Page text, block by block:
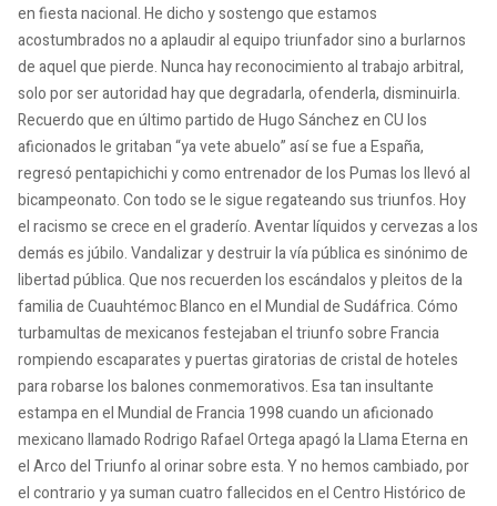
en fiesta nacional. He dicho y sostengo que estamos
acostumbrados no a aplaudir al equipo triunfador sino a burlarnos
de aquel que pierde. Nunca hay reconocimiento al trabajo arbitral,
solo por ser autoridad hay que degradarla, ofenderla, disminuirla.
Recuerdo que en último partido de Hugo Sánchez en CU los
aficionados le gritaban “ya vete abuelo” así se fue a España,
regresó pentapichichi y como entrenador de los Pumas los llevó al
bicampeonato. Con todo se le sigue regateando sus triunfos. Hoy
el racismo se crece en el graderío. Aventar líquidos y cervezas a los
demás es júbilo. Vandalizar y destruir la vía pública es sinónimo de
libertad pública. Que nos recuerden los escándalos y pleitos de la
familia de Cuauhtémoc Blanco en el Mundial de Sudáfrica. Cómo
turbamultas de mexicanos festejaban el triunfo sobre Francia
rompiendo escaparates y puertas giratorias de cristal de hoteles
para robarse los balones conmemorativos. Esa tan insultante
estampa en el Mundial de Francia 1998 cuando un aficionado
mexicano llamado Rodrigo Rafael Ortega apagó la Llama Eterna en
el Arco del Triunfo al orinar sobre esta. Y no hemos cambiado, por
el contrario y ya suman cuatro fallecidos en el Centro Histórico de